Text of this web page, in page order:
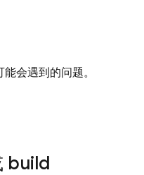
会遇到的问题。
build